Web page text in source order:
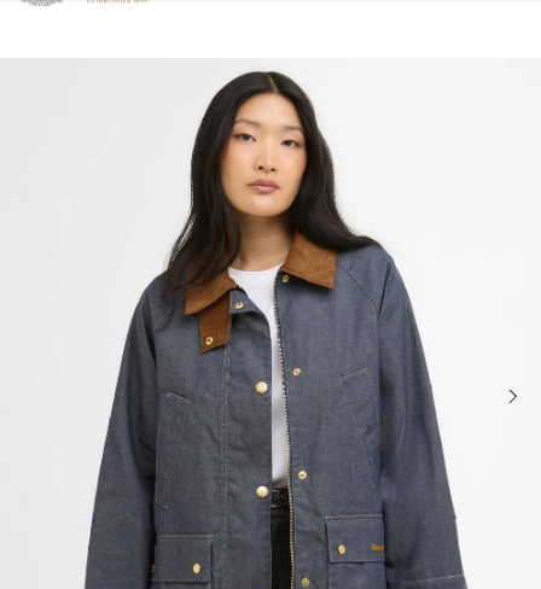
Clicca per visualizzare la nostra Dichiarazione di Accessibilità